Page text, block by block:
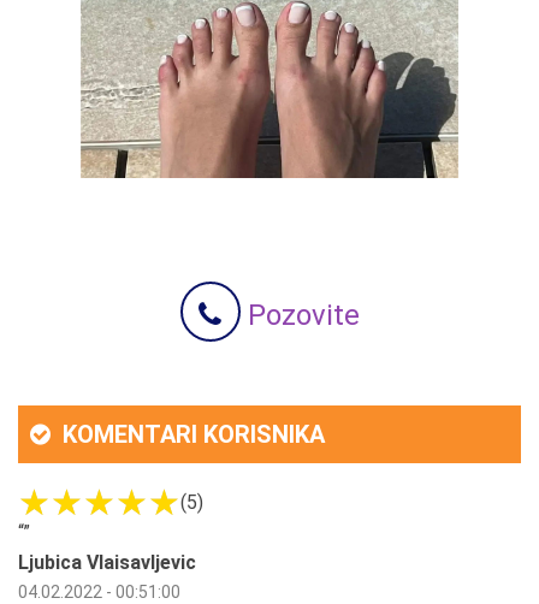
Pozovite
KOMENTARI KORISNIKA
(5)
“”
Ljubica Vlaisavljevic
04.02.2022 - 00:51:00